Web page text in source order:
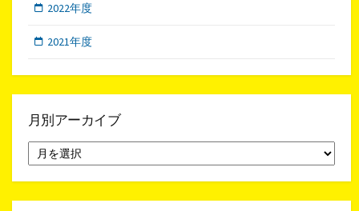
2022年度
2021年度
月別アーカイブ
別
ア